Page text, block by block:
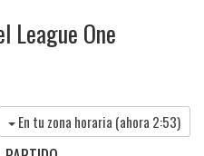
League One
En tu zona horaria (ahora 2:53)